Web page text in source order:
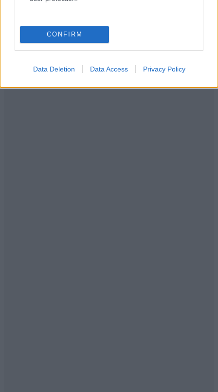
CONFIRM
Data Deletion Data Access Privacy Policy
ΕΛΛΑΔΑ05·08·2026 21:24
«Κάηκε το σπίτι μας στην Ελλάδα λίγο πριν
μετακομίσουμε»: Απαρηγόρητη η οικογένεια
γίνεται στάχτη